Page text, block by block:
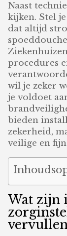
Naast
kijken. Stel
dat altijd
procedures
wil je zeker
je voldoet
bieden
zekerheid,
veilige en
Wat zijn
vervullen